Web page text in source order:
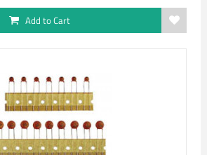
Add to Cart